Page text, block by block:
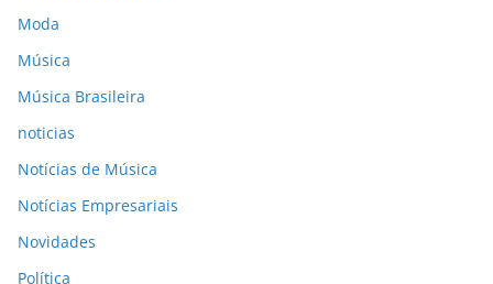
Moda
Música
Música Brasileira
noticias
Notícias de Música
Notícias Empresariais
Novidades
Política